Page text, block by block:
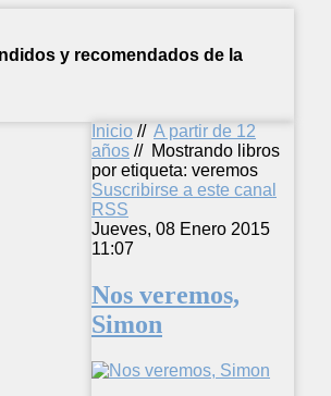
y recomendados de la
Inicio // A partir de 12
años // Mostrando libros
por etiqueta: veremos
Suscribirse a este canal
RSS
Jueves, 08 Enero 2015
11:07
Nos veremos,
Simon